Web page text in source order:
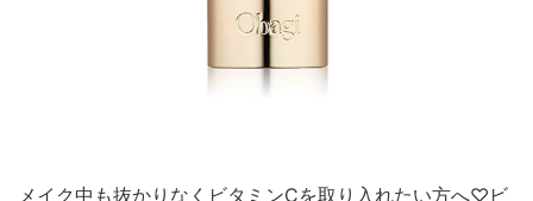
メイク中も抜かりなくビタミンCを取り入れたい方へ♡ビ